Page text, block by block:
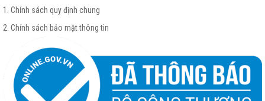
1. Chính sách quy định chung
2. Chính sách bảo mật thông tin